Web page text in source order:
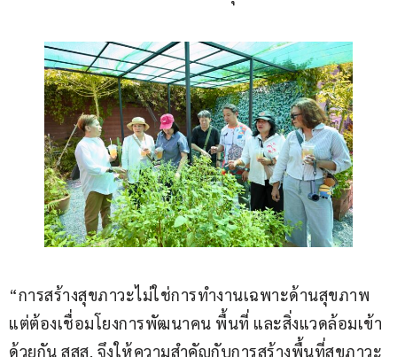
“การสร้างสุขภาวะไม่ใช่การทำงานเฉพาะด้านสุขภาพ
แต่ต้องเชื่อมโยงการพัฒนาคน พื้นที่ และสิ่งแวดล้อมเข้า
ด้วยกัน สสส. จึงให้ความสำคัญกับการสร้างพื้นที่สุขภาวะ